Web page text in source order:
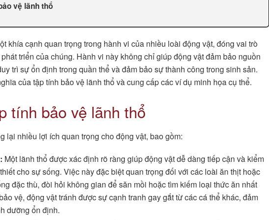
vệ lãnh thổ
khía cạnh quan trọng trong hành vi của nhiều loài động vật, đóng vai trò
triển của chúng. Hành vi này không chỉ giúp động vật đảm bảo nguồn
trì sự ổn định trong quần thể và đảm bảo sự thành công trong sinh sản.
của tập tính bảo vệ lãnh thổ và cung cấp các ví dụ minh họa cụ thể.
tính bảo vệ lãnh thổ
lại nhiều lợi ích quan trọng cho động vật, bao gồm:
Một lãnh thổ được xác định rõ ràng giúp động vật dễ dàng tiếp cận và kiểm
cho sự sống. Việc này đặc biệt quan trọng đối với các loài ăn thịt hoặc
đặc thù, đòi hỏi không gian để săn mồi hoặc tìm kiếm loại thức ăn nhất
vệ, động vật tránh được sự cạnh tranh gay gắt từ các cá thể khác, đảm
dưỡng ổn định.